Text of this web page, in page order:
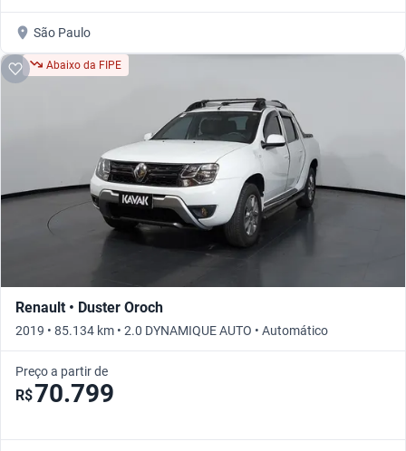
São Paulo
Abaixo da FIPE
Renault • Duster Oroch
2019 • 85.134 km • 2.0 DYNAMIQUE AUTO • Automático
Preço a partir de
R$70.799